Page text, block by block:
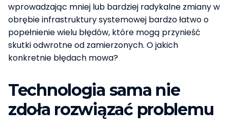
wprowadzając mniej lub bardziej radykalne zmiany w
obrębie infrastruktury systemowej bardzo łatwo o
popełnienie wielu błędów, które mogą przynieść
skutki odwrotne od zamierzonych. O jakich
konkretnie błędach mowa?
Technologia sama nie
zdoła rozwiązać problemu